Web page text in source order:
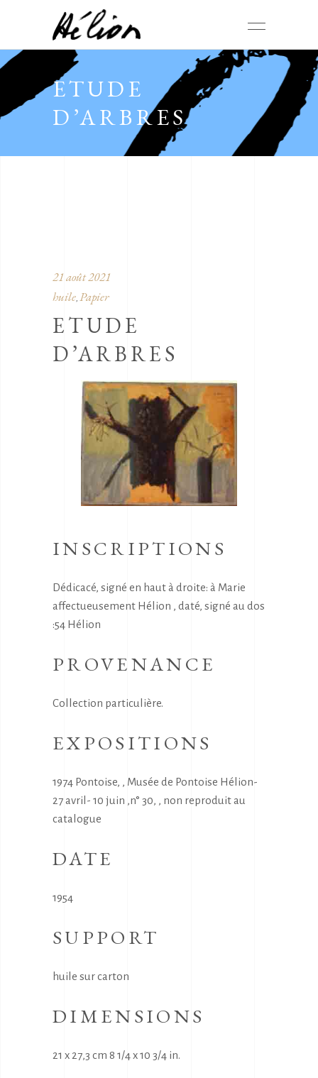
ETUDE
D’ARBRES
21 août 2021
huile, Papier
ETUDE
D’ARBRES
INSCRIPTIONS
Dédicacé, signé en haut à droite: à Marie
affectueusement Hélion , daté, signé au dos
:54 Hélion
PROVENANCE
Collection particulière.
EXPOSITIONS
1974 Pontoise, , Musée de Pontoise Hélion-
27 avril- 10 juin ,n° 30, , non reproduit au
catalogue
DATE
1954
SUPPORT
huile sur carton
DIMENSIONS
21 x 27,3 cm 8 1/4 x 10 3/4 in.